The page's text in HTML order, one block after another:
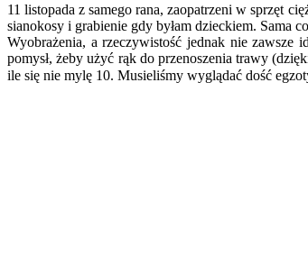
11 listopada z samego rana, zaopatrzeni w sprzęt
sianokosy i grabienie gdy byłam dzieckiem. Sama
Wyobrażenia, a rzeczywistość jednak nie zawsze
pomysł, żeby użyć rąk do przenoszenia trawy
ile się nie mylę 10. Musieliśmy wyglądać dość